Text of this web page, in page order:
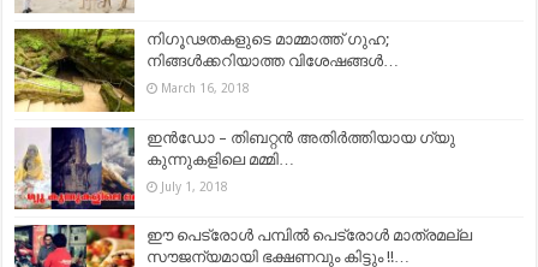
നിഗൂഢതകളുടെ മാമ്മാത്ത് ഗുഹ;
നിങ്ങള്‍ക്കറിയാത്ത വിശേഷങ്ങള്‍…
March 16, 2018
ഇൻഡോ – തിബറ്റൻ അതിർത്തിയായ ഗ്യു
കുന്നുകളിലെ മമ്മി…
July 1, 2018
ഈ പെട്രോൾ പമ്പിൽ പെട്രോൾ മാത്രമല്ല
സൗജന്യമായി ഭക്ഷണവും കിട്ടും !!…